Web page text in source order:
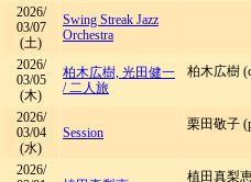
2026/
03/07
(土)
Swing Streak Jazz
Orchestra
2026/
03/05
(木)
柏木広樹, 光田健一
/二人旅
柏木広樹
2026/
03/04
(水)
Session
栗田敬子
2026/
植田真梨